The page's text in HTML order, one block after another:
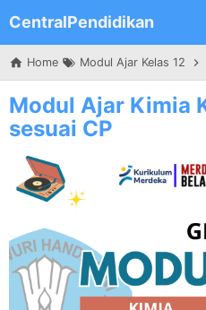
Skip to
CentralPendidikan
Home Modul Ajar Kelas 12
Modul Ajar Kimia
sesuai CP